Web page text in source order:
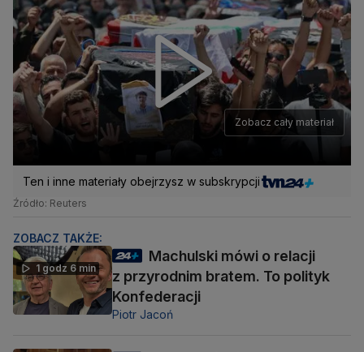
Zobacz cały materiał
Ten i inne materiały obejrzysz w subskrypcji
Źródło: Reuters
ZOBACZ TAKŻE:
1 godz 6 min
Machulski mówi o relacji
z przyrodnim bratem. To polityk
Konfederacji
Piotr Jacoń